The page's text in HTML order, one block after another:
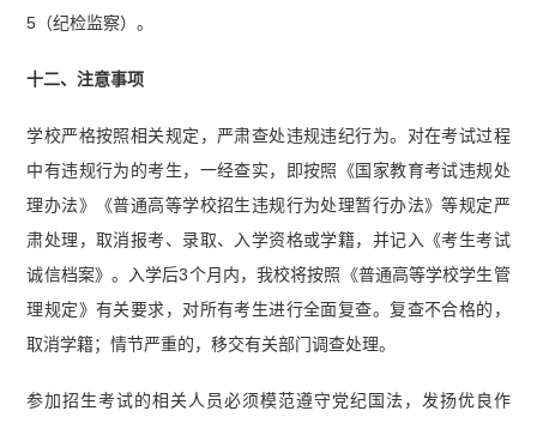
5（纪检监察）。
十二、注意事项
学校严格按照相关规定，严肃查处违规违纪行为。对在考试过程
中有违规行为的考生，一经查实，即按照《国家教育考试违规处
理办法》《普通高等学校招生违规行为处理暂行办法》等规定严
肃处理，取消报考、录取、入学资格或学籍，并记入《考生考试
诚信档案》。入学后3个月内，我校将按照《普通高等学校学生管
理规定》有关要求，对所有考生进行全面复查。复查不合格的，
取消学籍；情节严重的，移交有关部门调查处理。
参加招生考试的相关人员必须模范遵守党纪国法，发扬优良作